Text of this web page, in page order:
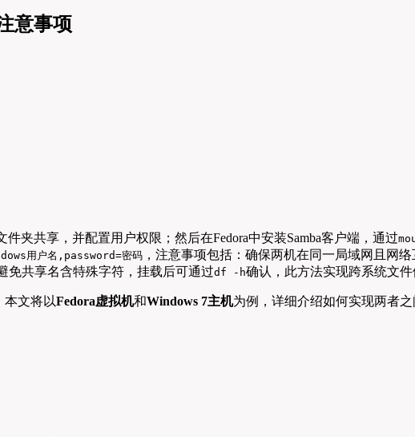
意事项
夹共享，并配置用户权限；然后在Fedora中安装Samba客户端，通过
用户名,password=密码 ，注意事项包括：确保两机在同一局域网且网
免共享名含特殊字符，挂载后可通过df -h确认，此方法实现跨系统文件
本文将以Fedora虚拟机和Windows 7主机为例，详细介绍如何实现两者